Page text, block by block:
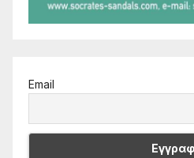
Email